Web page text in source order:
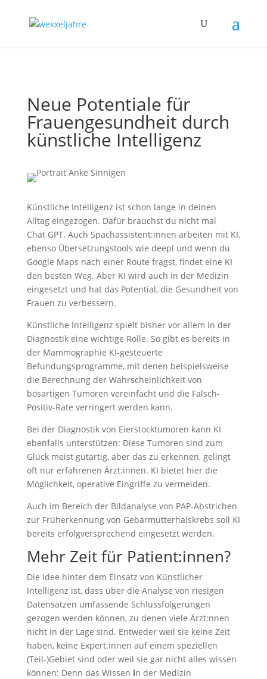
Neue Potentiale für
Frauengesundheit durch
künstliche Intelligenz
Künstliche Intelligenz ist schon lange in deinen
Alltag eingezogen. Dafür brauchst du nicht mal
Chat GPT. Auch Spachassistent:innen arbeiten mit KI,
ebenso Übersetzungstools wie deepl und wenn du
Google Maps nach einer Route fragst, findet eine KI
den besten Weg. Aber KI wird auch in der Medizin
eingesetzt und hat das Potential, die Gesundheit von
Frauen zu verbessern.
Künstliche Intelligenz spielt bisher vor allem in der
Diagnostik eine wichtige Rolle. So gibt es bereits in
der Mammographie KI-gesteuerte
Befundungsprogramme, mit denen beispielsweise
die Berechnung der Wahrscheinlichkeit von
bösartigen Tumoren vereinfacht und die Falsch-
Positiv-Rate verringert werden kann.
Bei der Diagnostik von Eierstocktumoren kann KI
ebenfalls unterstützen: Diese Tumoren sind zum
Glück meist gutartig, aber das zu erkennen, gelingt
oft nur erfahrenen Ärzt:innen. KI bietet hier die
Möglichkeit, operative Eingriffe zu vermeiden.
Auch im Bereich der Bildanalyse von PAP-Abstrichen
zur Früherkennung von Gebärmutterhalskrebs soll KI
bereits erfolgversprechend eingesetzt werden.
Mehr Zeit für Patient:innen?
Die Idee hinter dem Einsatz von Künstlicher
Intelligenz ist, dass über die Analyse von riesigen
Datensätzen umfassende Schlussfolgerungen
gezogen werden können, zu denen viele Ärzt:nnen
nicht in der Lage sind. Entweder weil sie keine Zeit
haben, keine Expert:innen auf einem speziellen
(Teil-)Gebiet sind oder weil sie gar nicht alles wissen
können: Denn das Wissen in der Medizin